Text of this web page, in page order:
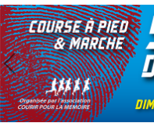
Précédent